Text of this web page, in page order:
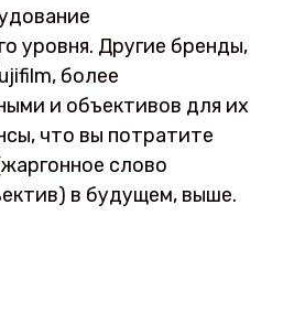
уровня. Другие бренды,
более
и объективов для их
что вы потратите
слово
в будущем, выше.